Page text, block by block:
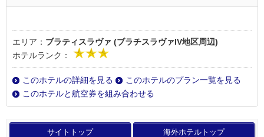
エリア： ブラティスラヴァ (ブラチスラヴァIV地区周辺)
ホテルランク：
このホテルの詳細を見る
このホテルのプラン一覧を見る
このホテルと航空券を組み合わせる
サイトトップ 海外ホテルトップ